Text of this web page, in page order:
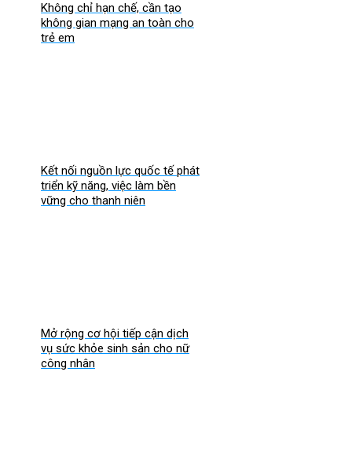
Không chỉ hạn chế, cần tạo
không gian mạng an toàn cho
trẻ em
Kết nối nguồn lực quốc tế phát
triển kỹ năng, việc làm bền
vững cho thanh niên
Mở rộng cơ hội tiếp cận dịch
vụ sức khỏe sinh sản cho nữ
công nhân